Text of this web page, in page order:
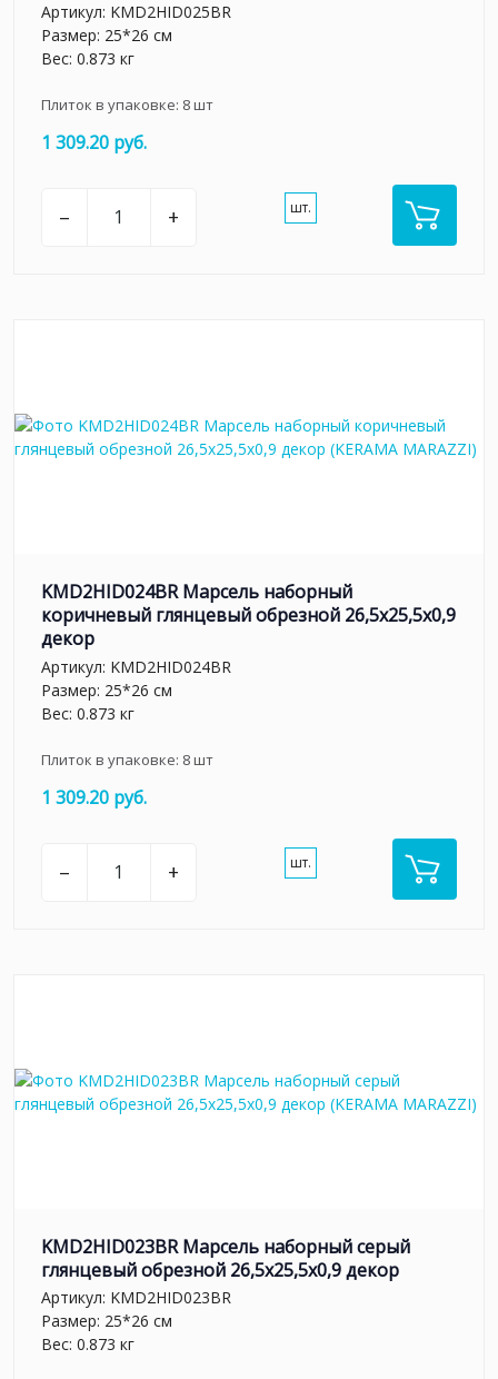
Артикул: KMD2HID025BR
Размер: 25*26 см
Вес: 0.873 кг
Плиток в упаковке: 8шт
1 309.20 руб.
– + шт.
KMD2HID024BR Марсель наборный
коричневый глянцевый обрезной 26,5x25,5x0,9
декор
Артикул: KMD2HID024BR
Размер: 25*26 см
Вес: 0.873 кг
Плиток в упаковке: 8шт
1 309.20 руб.
– + шт.
KMD2HID023BR Марсель наборный серый
глянцевый обрезной 26,5x25,5x0,9 декор
Артикул: KMD2HID023BR
Размер: 25*26 см
Вес: 0.873 кг